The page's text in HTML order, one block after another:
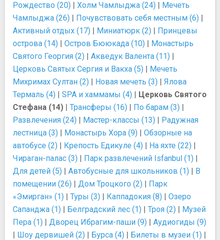
Рождество (20) | Холм Чамлыджа (24) | Мечеть
Чамлыджа (26) | Почувствовать себя местным (6) |
Активный отдых (17) | Миниатюрк (2) | Принцевы
острова (14) | Остров Бююкада (10) | Монастырь
Святого Георгия (2) | Акведук Валента (11) |
Церковь Святых Сергия и Вакха (5) | Мечеть
Михримах Султан (2) | Новая мечеть (3) | Ялова
Термаль (4) | SPA и хаммамы (4) | Церковь Святого
Стефана (14) | Трансферы (16) | По барам (3) |
Развлечения (24) | Мастер-классы (13) | Радужная
лестница (3) | Монастырь Хора (9) | Обзорные на
автобусе (2) | Крепость Едикуле (4) | На яхте (22) |
Чираган-палас (3) | Парк развлечений Isfanbul (1) |
Для детей (5) | Автобусные для школьников (1) | В
помещении (26) | Дом Троцкого (2) | Парк
«Эмирган» (1) | Туры (3) | Каппадокия (8) | Озеро
Сапанджа (1) | Белградский лес (1) | Троя (2) | Музей
Пера (1) | Дворец Ибрагим-паши (9) | Аудиогиды (9)
| Шоу дервишей (2) | Бурса (4) | Билеты в музеи (1) |